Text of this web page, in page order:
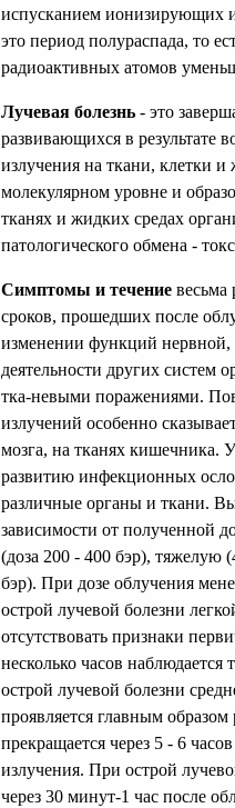
испусканием ионизирующих
это период полураспада, то
радиоактивных атомов
Лучевая болезнь - это
развивающихся в результате
излучения на ткани, клетки
молекулярном уровне и
тканях и жидких средах
патологического обмена -
Симптомы и течение весьма
сроков, прошедших после
изменении функций нервной,
деятельности других систем
тка-невыми поражениями.
излучений особенно
мозга, на тканях кишечника.
развитию инфекционных
различные органы и ткани.
зависимости от полученной
(доза 200 - 400 бэр),
бэр). При дозе облучения
острой лучевой болезни
отсутствовать признаки
несколько часов
острой лучевой болезни
проявляется главным образом
прекращается через 5 - 6
излучения. При острой
через 30 минут-1 час после